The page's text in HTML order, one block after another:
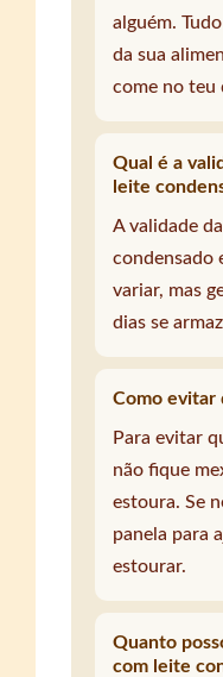
alguém.
da sua
come no teu
Qual é a
leite
A validade
condensado
variar, mas
dias se
Como evitar
Para evitar
não fique
estoura. Se
panela para
estourar.
Quanto
com leite